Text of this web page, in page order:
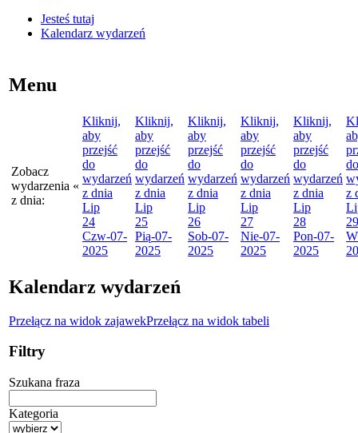
Jesteś tutaj
Kalendarz wydarzeń
Menu
Zobacz
wydarzenia
z dnia:
«
Kliknij,
aby
przejść
do
wydarzeń
z dnia
Lip
24
Czw-07-
2025
Kliknij,
aby
przejść
do
wydarzeń
z dnia
Lip
25
Pią-07-
2025
Kliknij,
aby
przejść
do
wydarzeń
z dnia
Lip
26
Sob-07-
2025
Kliknij,
aby
przejść
do
wydarzeń
z dnia
Lip
27
Nie-07-
2025
Kliknij,
aby
przejść
do
wydarzeń
z dnia
Lip
28
Pon-07-
2025
do
z
29
Kalendarz wydarzeń
Przełącz na widok zajawekPrzełącz na widok tabeli
Filtry
Szukana fraza
Kategoria